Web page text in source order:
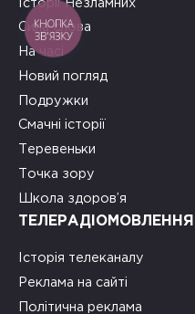
Історії Незламних
Сила слова
На часі
Новий погляд
Подружки
Смачні історії
Теревеньки
Точка зору
Школа здоров’я
ТЕЛЕРАДІОМОВЛЕННЯ
Історія телеканалу
Реклама на сайті
Політична реклама
КНОПКА
ЗВ'ЯЗКУ